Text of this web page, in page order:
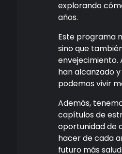
explorando
años.
Este programa
sino que
envejecimiento.
han alcanzado
podemos vivir
Además,
capítulos de
oportunidad de
hacer de cada
futuro más